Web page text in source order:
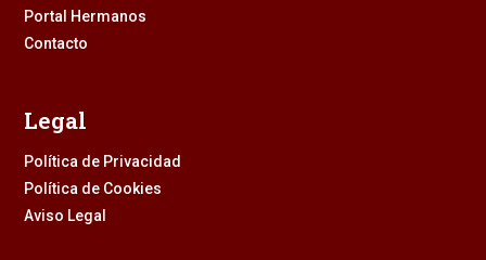
Portal Hermanos
Contacto
Legal
Política de Privacidad
Política de Cookies
Aviso Legal